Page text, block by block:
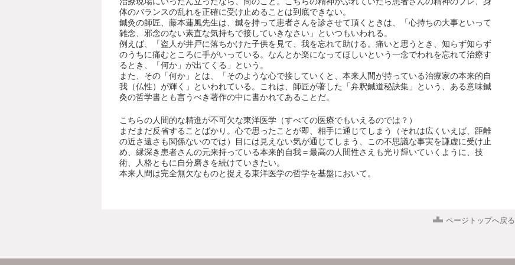
体のバランスの乱れを正確に受け止めることは到底できない。
鍼灸の師匠、藤本蓮風先生は、鍼を持って患者さんを診させて頂くときは、「心持ちの大事といって
雑念、邪念のない素直な気持ちで接していきなさい」といつもいわれる。
例えば、「盗人が井戸に落ちかけた子供を見て、我を忘れて助ける。痛いと思うとき、知らず知らず
のうちに痛むところに手がいっている。なんとか楽になってほしいという一念でわれを忘れて治療す
るとき、「何か」が出てくる」という。
また、その「何か」とは、「そのような心で接していくと、本来人間が持っている治療家の本来的自
我（仏性）が輝く」といわれている。これは、師匠が著した「弁釈鍼道秘訣集」という、ある意味鍼
灸の哲学書とも言うべき著作の中に書かれてあることだ。
こちらの人間的な精進が不可欠な東洋医学（すべての医療でもいえるのでは？）
まだまだ反省することばかり。心で思ったことが即、相手に通じてしまう（それは広くいえば、距離
の近さ遠さも関係ないのでは）目には見えない気が通じてしまう、この不思議な事実を謙虚に受け止
め、縁深き患者さんの元来持っている本来的自我＝最高の人間性さえも光り輝いていくように、技
術、人格ともに自分磨きを続けていきたい。
本来人間は完全無欠なものと捉える東洋医学の哲学を基盤において。
ページトップへ戻る